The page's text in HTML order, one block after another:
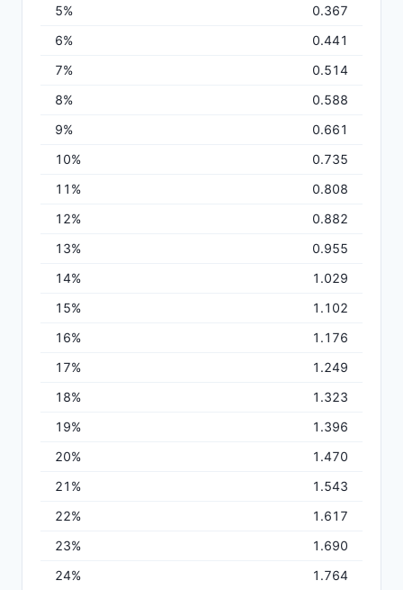
5%
0.367
6%
0.441
7%
0.514
8%
0.588
9%
0.661
10%
0.735
11%
0.808
12%
0.882
13%
0.955
14%
1.029
15%
1.102
16%
1.176
17%
1.249
18%
1.323
19%
1.396
20%
1.470
21%
1.543
22%
1.617
23%
1.690
24%
1.764